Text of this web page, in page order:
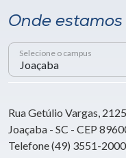
Onde estamos
Selecione o campus
Rua Getúlio Vargas,
Joaçaba - SC - CEP
Telefone (49) 3551-2000